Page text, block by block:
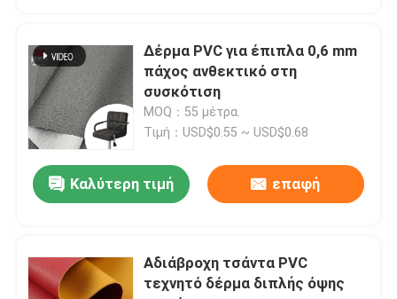
Υλικό από δέρμα μικροϊνών
Δέρμα συσκευασίας
Δέρμα PVC για έπιπλα 0,6 mm
πάχος ανθεκτικό στη
συσκότιση
MOQ：55 μέτρα.
Τιμή：USD$0.55 ~ USD$0.68
Καλύτερη τιμή επαφή
Αδιάβροχη τσάντα PVC
τεχνητό δέρμα διπλής όψης